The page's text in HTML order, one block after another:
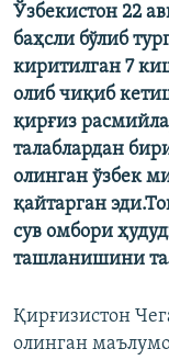
Ўзбекистон 22
баҳсли бўлиб
киритилган 7
олиб чиқиб
қирғиз
талаблардан
олинган ўзбек
қайтарган
сув омбори
ташланишини
Қирғизистон
олинган